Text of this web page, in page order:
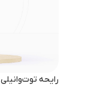
رایحه توت‌وانیلی